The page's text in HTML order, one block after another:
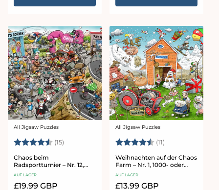
Anbieter:
All Jigsaw Puzzles
Bewertung:(15) 4.9 von 5 Sternen
Chaos beim
Radsportturnier – Nr. 12,
1000-Teile-Puzzle
AUF LAGER
Normaler
£19.99 GBP
Anbieter:
All Jigsaw Puzzles
Bewertung:(11)
Weihnachten auf der Chaos
Farm – Nr. 1, 1000- oder
500-teiliges Puzzle
AUF LAGER
Normaler
£13.99 GBP